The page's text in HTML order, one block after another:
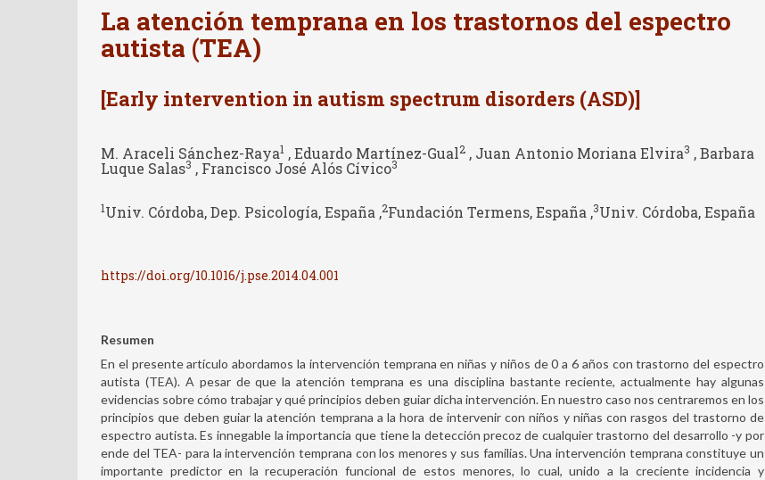
La atención temprana en los trastornos del espectro
autista (TEA)
[Early intervention in autism spectrum disorders (ASD)]
M. Araceli Sánchez-Raya1 , Eduardo Martínez-Gual2 , Juan Antonio Moriana Elvira3 , Barbara
Luque Salas3 , Francisco José Alós Cívico3
1Univ. Córdoba, Dep. Psicología, España ,2Fundación Termens, España ,3Univ. Córdoba, España
https://doi.org/10.1016/j.pse.2014.04.001
Resumen
En el presente artículo abordamos la intervención temprana en niñas y niños de 0 a 6 años con trastorno del espectro
autista (TEA). A pesar de que la atención temprana es una disciplina bastante reciente, actualmente hay algunas
evidencias sobre cómo trabajar y qué principios deben guiar dicha intervención. En nuestro caso nos centraremos en los
principios que deben guiar la atención temprana a la hora de intervenir con niños y niñas con rasgos del trastorno de
espectro autista. Es innegable la importancia que tiene la detección precoz de cualquier trastorno del desarrollo -y por
ende del TEA- para la intervención temprana con los menores y sus familias. Una intervención temprana constituye un
importante predictor en la recuperación funcional de estos menores, lo cual, unido a la creciente incidencia y